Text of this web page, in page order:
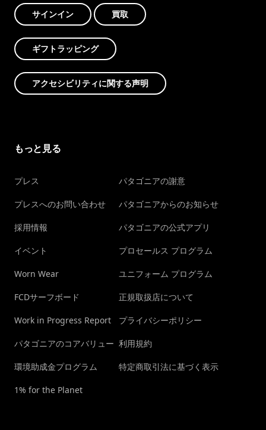
サインイン 買取
ギフトラッピング
アクセシビリティに関する声明
もっと見る
プレス
プレスへのお問い合わせ
採用情報
イベント
Worn Wear
FCDサーフボード
Work in Progress Report
パタゴニアのコアバリュー
環境助成金プログラム
1% for the Planet
パタゴニアの謝意
パタゴニアからのお知らせ
パタゴニアの公式アプリ
プロセールス プログラム
ユニフォーム プログラム
正規取扱店について
プライバシーポリシー
利用規約
特定商取引法に基づく表示